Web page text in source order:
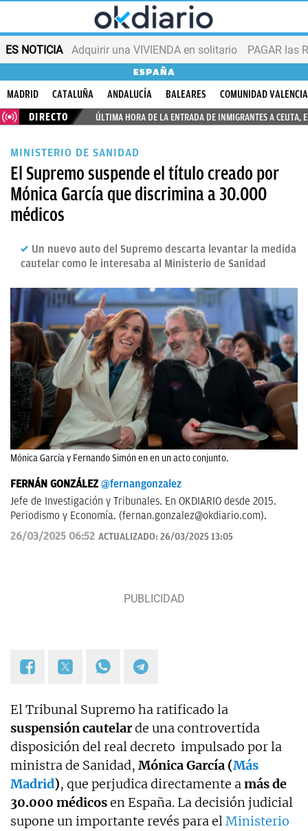
ES NOTICIA Adquirir una VIVIENDA en solitario PAGAR las
ESPAÑA
MADRID CATALUÑA ANDALUCÍA BALEARES
COMUNIDAD
DIRECTO
ÚLTIMA HORA DE LA ENTRADA DE INMIGRANTES A CEUTA,
MINISTERIO DE SANIDAD
El Supremo suspende el título creado por
Mónica García que discrimina a 30.000
médicos
Un nuevo auto del Supremo descarta levantar la medida
cautelar como le interesaba al Ministerio de Sanidad
Mónica García y Fernando Simón en en un acto conjunto.
FERNÁN GONZÁLEZ @fernangonzalez
Jefe de Investigación y Tribunales. En OKDIARIO desde 2015.
Periodismo y Economía. (fernan.gonzalez@okdiario.com).
26/03/2025 06:52 ACTUALIZADO: 26/03/2025 13:05
El Tribunal Supremo ha ratificado la
suspensión cautelarde una controvertida
disposición del real decreto impulsado por la
ministra de Sanidad, Mónica García (Más
Madrid), que perjudica directamente amás de
30.000 médicosen España. La decisión judicial
supone un importante revés para elMinisterio